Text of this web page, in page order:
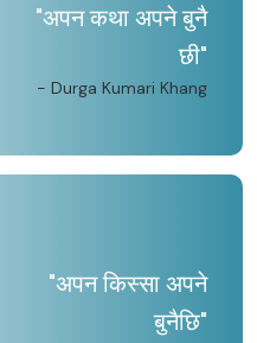
"अपन कथा अपने बुनै
छी"
- Durga Kumari Khang
"अपन किस्सा अपने
बुनैछि"